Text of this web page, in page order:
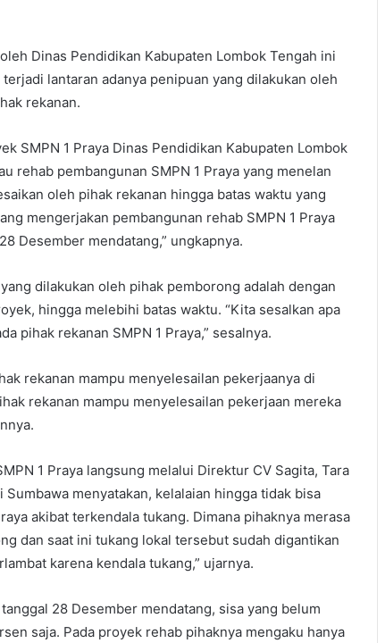
Dinas Pendidikan Kabupaten Lombok Tengah ini
lantaran adanya penipuan yang dilakukan oleh
rekanan.
SMPN 1 Praya Dinas Pendidikan Kabupaten Lombok
rehab pembangunan SMPN 1 Praya yang menelan
oleh pihak rekanan hingga batas waktu yang
mengerjakan pembangunan rehab SMPN 1 Praya
Desember mendatang,” ungkapnya.
dilakukan oleh pihak pemborong adalah dengan
hingga melebihi batas waktu. “Kita sesalkan apa
pihak rekanan SMPN 1 Praya,” sesalnya.
rekanan mampu menyelesailan pekerjaanya di
rekanan mampu menyelesailan pekerjaan mereka
1 Praya langsung melalui Direktur CV Sagita, Tara
menyatakan, kelalaian hingga tidak bisa
akibat terkendala tukang. Dimana pihaknya merasa
dan saat ini tukang lokal tersebut sudah digantikan
karena kendala tukang,” ujarnya.
28 Desember mendatang, sisa yang belum
saja. Pada proyek rehab pihaknya mengaku hanya